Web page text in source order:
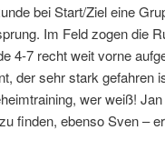
bei Start/Ziel eine
Im Feld zogen die
4-7 recht weit vorne
der sehr stark gefahren
wer weiß! Jan
finden, ebenso Sven –